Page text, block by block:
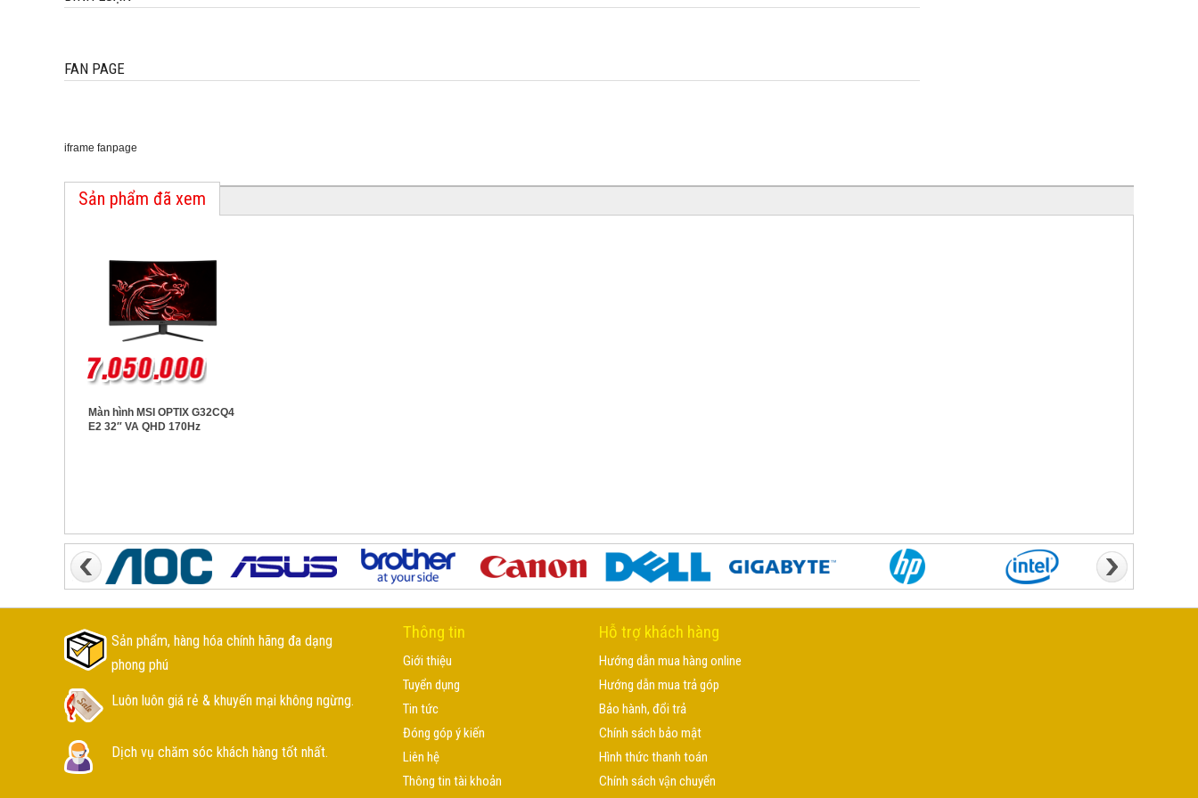
FAN PAGE
iframe fanpage
Sản phẩm đã xem
Màn hình MSI OPTIX G32CQ4
E2 32″ VA QHD 170Hz
Sản phẩm, hàng hóa chính hãng đa dạng
phong phú
Luôn luôn giá rẻ & khuyến mại không ngừng.
Dịch vụ chăm sóc khách hàng tốt nhất.
Thông tin
Giới thiệu
Tuyển dụng
Tin tức
Đóng góp ý kiến
Liên hệ
Thông tin tài khoản
Hỗ trợ khách hàng
Hướng dẫn mua hàng online
Hướng dẫn mua trả góp
Bảo hành, đổi trả
Chính sách bảo mật
Hình thức thanh toán
Chính sách vận chuyển